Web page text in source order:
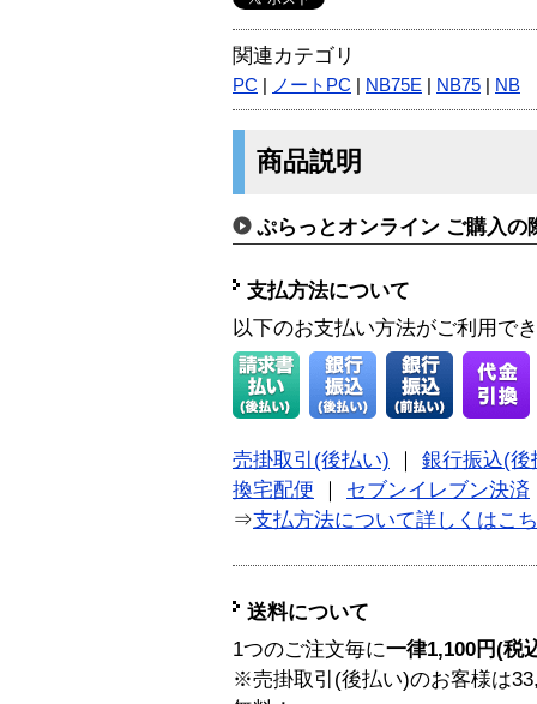
関連カテゴリ
PC ノートPC NB75E NB75 NB
商品説明
ぷらっとオンライン ご購入の
支払方法について
以下のお支払い方法がご利用で
売掛取引(後払い)
銀行振込(後
換宅配便
セブンイレブン決済
⇒支払方法について詳しくはこ
送料について
1つのご注文毎に一律1,100円(税
※売掛取引(後払い)のお客様は